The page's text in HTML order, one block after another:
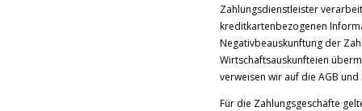
Zahlungsdienstleister
kreditkartenbezogenen
Negativbeauskunftung der
Wirtschaftsauskunfteien
verweisen wir auf die AGB
Für die Zahlungsgeschäfte